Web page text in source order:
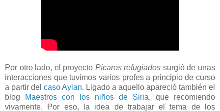
Por otro lado, el proyecto Pícaros refugiados surgió de unas
interacciones que tuvimos varios profes a principio de curso
a partir del caso Aylan. Ligado a aquello apareció también el
blog
Maestros con los niños de Siria, que recomiendo
vivamente. Por eso, la idea de trabajar el tema de los